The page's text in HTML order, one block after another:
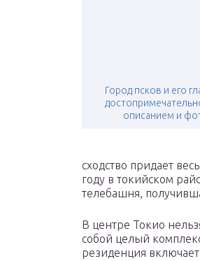
Город псков и его
описанием и
сходство придает
году в токийском
телебашня,
В центре Токио
собой целый
резиденция